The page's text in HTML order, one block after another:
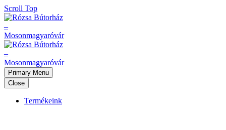
Scroll Top
Primary Menu
Close
Termékeink